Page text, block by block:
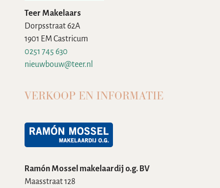
Teer Makelaars
Dorpsstraat 62A
1901 EM Castricum
0251 745 630
nieuwbouw@teer.nl
VERKOOP EN INFORMATIE
Ramón Mossel makelaardij o.g. BV
Maasstraat 128